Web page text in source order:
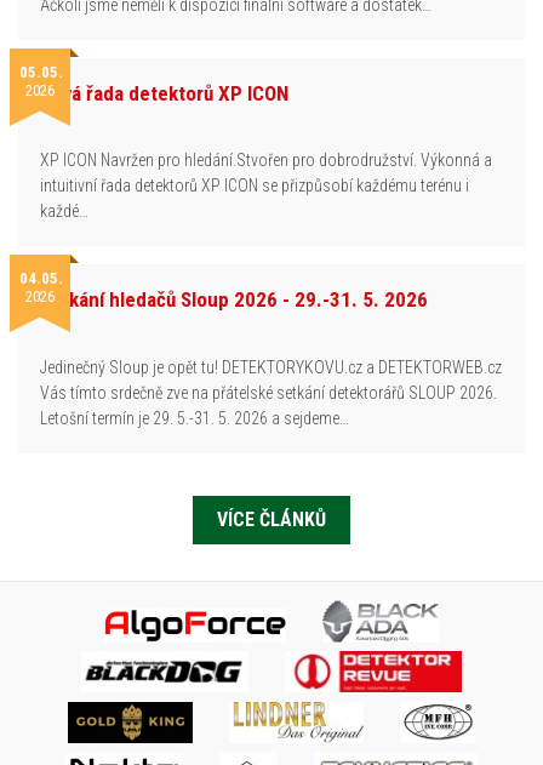
Ačkoli jsme neměli k dispozici finální software a dostatek…
05.05.
2026Nová řada detektorů XP ICON
XP ICON Navržen pro hledání.Stvořen pro dobrodružství. Výkonná a
intuitivní řada detektorů XP ICON se přizpůsobí každému terénu i
každé…
04.05.
2026Setkání hledačů Sloup 2026 - 29.-31. 5. 2026
Jedinečný Sloup je opět tu! DETEKTORYKOVU.cz a DETEKTORWEB.cz
Vás tímto srdečně zve na přátelské setkání detektorářů SLOUP 2026.
Letošní termín je 29. 5.-31. 5. 2026 a sejdeme…
VÍCE ČLÁNKŮ